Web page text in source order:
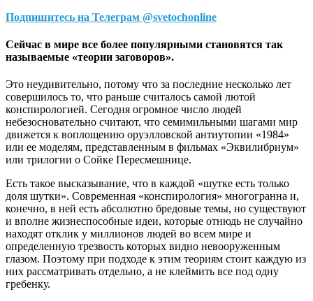
Подпишитесь на Телеграм @svetochonline
Сейчас в мире все более популярными становятся так
называемые «теории заговоров».
Это неудивительно, потому что за последние несколько лет
совершилось то, что раньше считалось самой лютой
конспирологией. Сегодня огромное число людей
небезосновательно считают, что семимильными шагами мир
движется к воплощению оруэлловской антиутопии «1984»
или ее моделям, представленным в фильмах «Эквилибриум»
или трилогии о Сойке Пересмешнице.
Есть такое высказывание, что в каждой «шутке есть только
доля шутки». Современная «конспирология» многогранна и,
конечно, в ней есть абсолютно бредовые темы, но существуют
и вполне жизнеспособные идеи, которые отнюдь не случайно
находят отклик у миллионов людей во всем мире и
определенную трезвость которых видно невооруженным
глазом. Поэтому при подходе к этим теориям стоит каждую из
них рассматривать отдельно, а не клеймить все под одну
гребенку.